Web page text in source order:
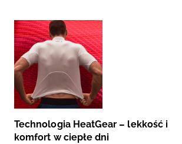
Technologia HeatGear – lekkość i
komfort w ciepłe dni